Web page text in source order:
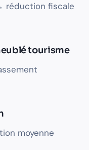
réduction fiscale
tourisme
moyenne